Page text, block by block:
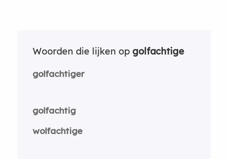
Woorden die lijken op golfachtige
golfachtiger
golfachtig
wolfachtige